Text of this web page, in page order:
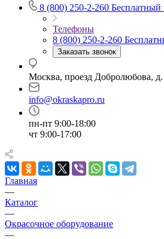
8 (800) 250-2-260 Бесплатный
Телефоны
8 (800) 250-2-260
Заказать звонок
Москва, проезд Добролюбова, д.
info@okraskapro.ru
пн-пт 9:00-18:00
чт 9:00-17:00
Главная
—
Каталог
—
Окрасочное оборудование
—